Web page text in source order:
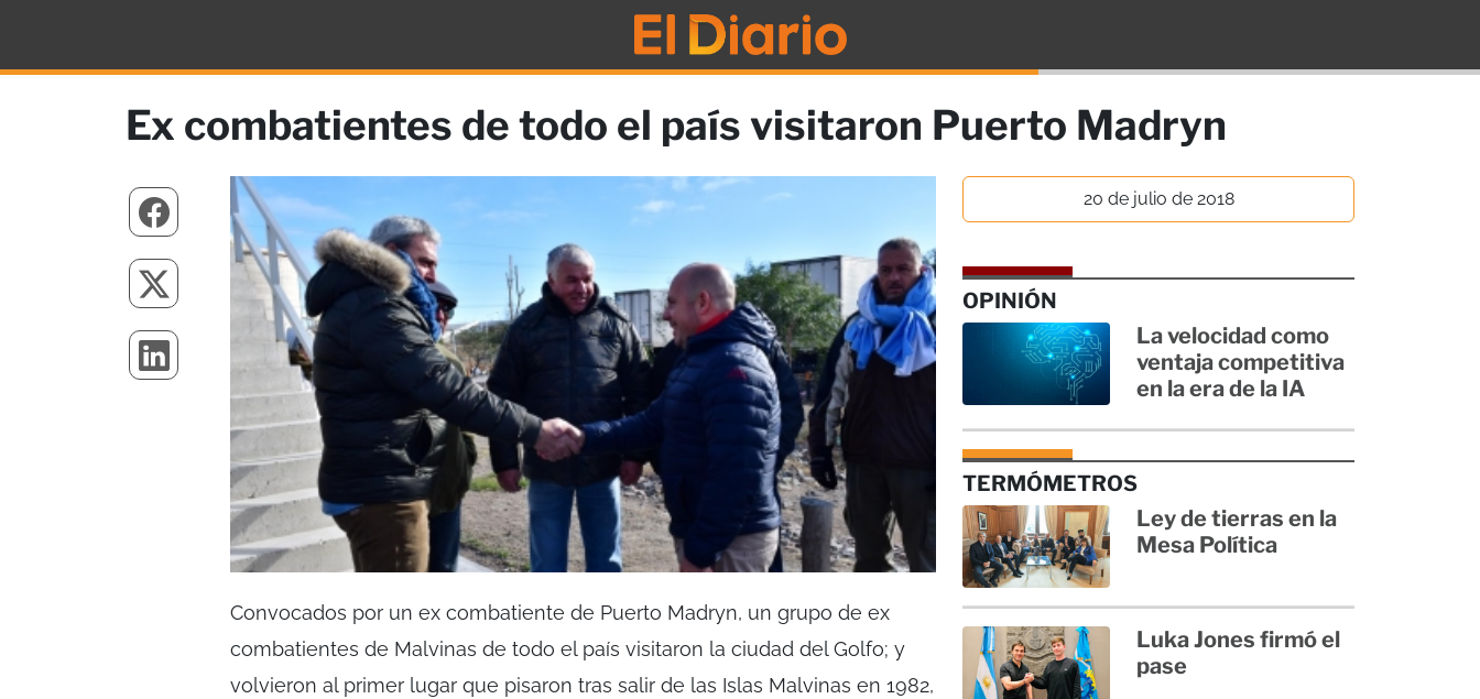
Ex combatientes de todo el país visitaron Puerto Madryn
Convocados por un ex combatiente de Puerto Madryn, un grupo de ex
combatientes de Malvinas de todo el país visitaron la ciudad del Golfo; y
volvieron al primer lugar que pisaron tras salir de las Islas Malvinas en 1982,
20 de julio de 2018
OPINIÓN
La velocidad como
ventaja competitiva
en la era de la IA
TERMÓMETROS
Ley de tierras en la
Mesa Política
Luka Jones firmó el
pase